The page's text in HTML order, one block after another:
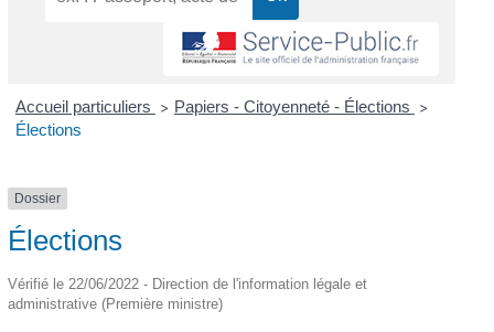
Accueil particuliers > Papiers - Citoyenneté - Élections >
Élections
Dossier
Élections
Vérifié le 22/06/2022 - Direction de l'information légale et
administrative (Première ministre)